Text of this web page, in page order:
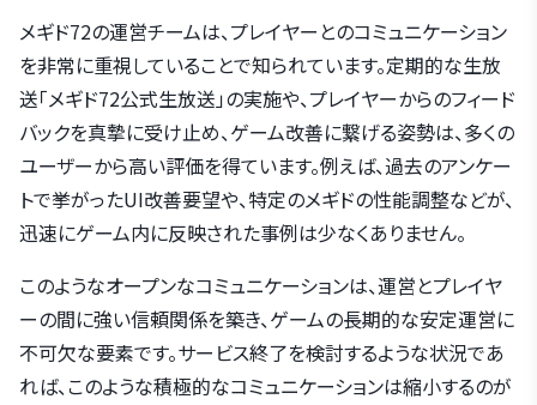
メギド72の運営チームは、プレイヤーとのコミュニケーション
を非常に重視していることで知られています。定期的な生放
送「メギド72公式生放送」の実施や、プレイヤーからのフィード
バックを真摯に受け止め、ゲーム改善に繋げる姿勢は、多くの
ユーザーから高い評価を得ています。例えば、過去のアンケー
トで挙がったUI改善要望や、特定のメギドの性能調整などが、
迅速にゲーム内に反映された事例は少なくありません。
このようなオープンなコミュニケーションは、運営とプレイヤ
ーの間に強い信頼関係を築き、ゲームの長期的な安定運営に
不可欠な要素です。サービス終了を検討するような状況であ
れば、このような積極的なコミュニケーションは縮小するのが